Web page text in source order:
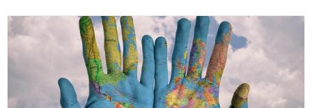
PRESUPUESTO DE VIAJE
RECOMENDACIONES
CONTACTA CON NOSOTROS